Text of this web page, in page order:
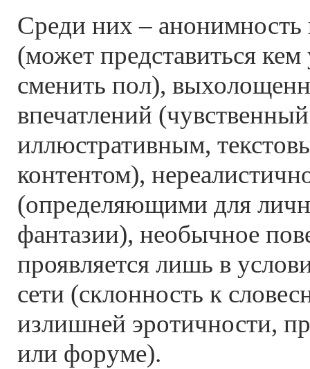
Среди них – анонимность
(может представиться
сменить пол),
впечатлений
иллюстративным,
контентом),
(определяющими для
фантазии), необычное
проявляется лишь в
сети (склонность к
излишней эротичности,
или форуме).